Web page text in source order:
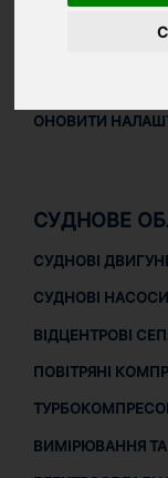
ПРАВОВА
ПОЛІТИКА
ОНОВИТИ
СУДНОВЕ
СУДНОВІ
СУДНОВІ НАСОСИ
ВІДЦЕНТРОВІ
ПОВІТРЯНІ
ВИМІРЮВАННЯ